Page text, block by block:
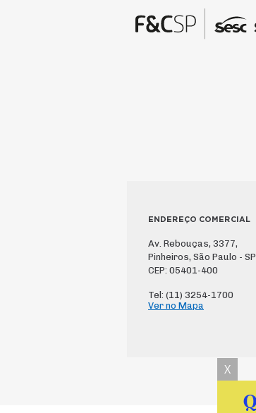
ENDEREÇO COMERCIAL
Av. Rebouças, 3377,
Pinheiros, São Paulo - SP
CEP: 05401-400
Tel: (11) 3254-1700
Ver no Mapa
X